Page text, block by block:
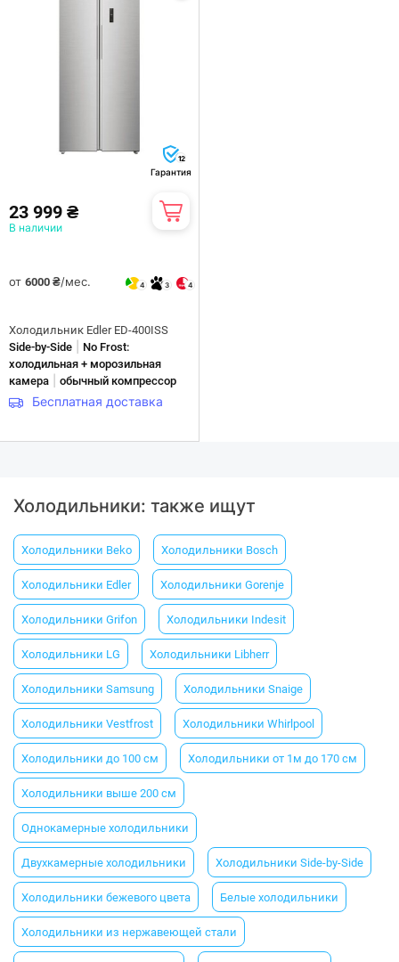
12
Гарантия
23 999 ₴
В наличии
от 6000 ₴/мес. 4 3 4
Холодильник Edler ED-400ISS
Side-by-Side
No Frost:
холодильная + морозильная
камера
обычный компрессор
Бесплатная доставка
Холодильники: также ищут
Холодильники Beko Холодильники Вosch
Холодильники Еdler Холодильники Gorenje
Холодильники Grifon Холодильники Indesit
Холодильники LG Холодильники Libherr
Холодильники Samsung Холодильники Snaige
Холодильники Vestfrost Холодильники Whirlpool
Холодильники до 100 см Холодильники от 1м до 170 см
Холодильники выше 200 см
Однокамерные холодильники
Двухкамерные холодильники Холодильники Side-by-Side
Холодильники бежевого цвета Белые холодильники
Холодильники из нержавеющей стали